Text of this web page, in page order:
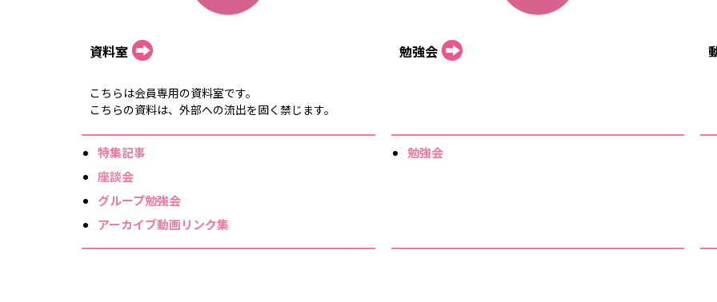
資料室 勉強会
こちらは会員専用の資料室です。
こちらの資料は、外部への流出を固く禁じます。
特集記事
座談会
グループ勉強会
アーカイブ動画リンク集
勉強会